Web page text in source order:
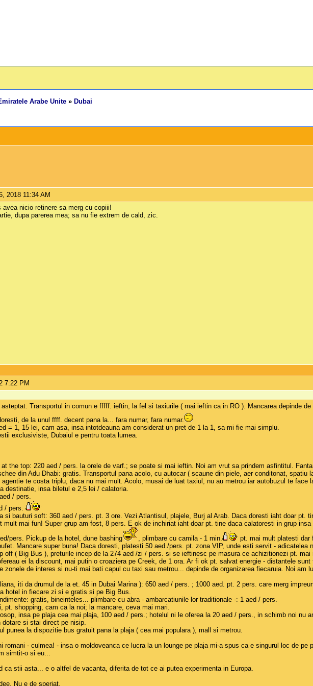
Arabe Unite » Dubai
2018 11:34 AM
avea nicio retinere sa merg cu copiii!
dupa parerea mea; sa nu fie extrem de cald, zic.
7:22 PM
Transportul in comun e fffff. ieftin, la fel si taxiurile ( mai ieftin ca in RO ). Mancarea depinde
de la unul ffff. decent pana la... fara numar, fara numar.
= 1, 15 lei, cam asa, insa intotdeauna am considerat un pret de 1 la 1, sa-mi fie mai simplu.
exclusiviste, Dubaiul e pentru toata lumea.
the top: 220 aed / pers. la orele de varf.; se poate si mai ieftin. Noi am vrut sa prindem asfintitul.
din Adu Dhabi: gratis. Transportul pana acolo, cu autocar ( scaune din piele, aer conditonat,
te costa triplu, daca nu mai mult. Acolo, musai de luat taxiul, nu au metrou iar autobuzul te
destinatie, insa biletul e 2,5 lei / calatoria.
/ pers.
/ pers.
si bauturi soft: 360 aed / pers. pt. 3 ore. Vezi Atlantisul, plajele, Burj al Arab. Daca doresti iaht doar pt.
mult mai fun! Super grup am fost, 8 pers. E ok de inchiriat iaht doar pt. tine daca calatoresti in grup
pers. Pickup de la hotel, dune bashing
, plimbare cu camila - 1 min.
pt. mai mult platesti dar
Mancare super buna! Daca doresti, platesti 50 aed./pers. pt. zona VIP, unde esti servit -
off ( Big Bus ), preturile incep de la 274 aed /zi / pers. si se ieftinesc pe masura ce achizitionezi pt.
ei la discount, mai putin o croaziera pe Creek, de 1 ora. Ar fi ok pt. salvat energie - distantele
zonele de interes si nu-ti mai bati capul cu taxi sau metrou... depinde de organizarea fiecaruia. Noi
iti da drumul de la et. 45 in Dubai Marina ): 650 aed / pers. ; 1000 aed. pt. 2 pers. care merg
hotel in fiecare zi si e gratis si pe Big Bus.
gratis, bineinteles... plimbare cu abra - ambarcatiunile lor traditionale -: 1 aed / pers.
pt. shopping, cam ca la noi; la mancare, ceva mai mari.
insa pe plaja cea mai plaja, 100 aed / pers.; hotelul ni le oferea la 20 aed / pers., in schimb noi
dotare si stai direct pe nisip.
punea la dispozitie bus gratuit pana la plaja ( cea mai populara ), mall si metrou.
romani - culmea! - insa o moldoveanca ce lucra la un lounge pe plaja mi-a spus ca e singurul loc de
simtit-o si eu...
ca stii asta... e o altfel de vacanta, diferita de tot ce ai putea experimenta in Europa.
Nu e de speriat.